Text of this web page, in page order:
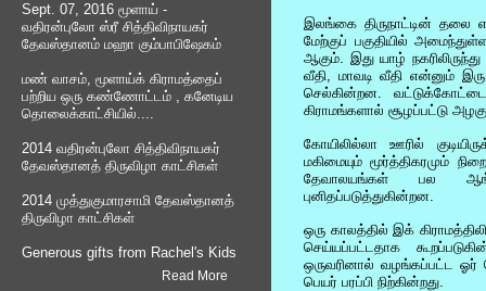
Sept. 07, 2016 மூளாய் -
வதிரன்புலோ ஸ்ரீ சித்திவிநாயகர்
தேவஸ்தானம் மஹா கும்பாபிஷேகம்
மண் வாசம், மூளாய்க் கிராமத்தைப்
பற்றிய ஒரு கண்ணோட்டம் , கனேடிய
தொலைக்காட்சியில்....
2014 வதிரன்புலோ சித்திவிநாயகர்
தேவஸ்தானத் திருவிழா காட்சிகள்
2014 முத்துகுமாரசாமி தேவஸ்தானத்
திருவிழா காட்சிகள்
Generous gifts from Rachel's Kids
Read More
இலங்கை திருநாட்டின் தலை
மேற்குப் பகுதியில்
ஆகும். இது யாழ்
வீதி, மாவடி வீதி என்னும்
செல்கின்றன.
கிராமங்களால் சூழப்பட்டு
கோயிலில்லா ஊரில்
மகிமையும் மூர்த்திகரமும்
தேவாலயங்கள் பல
புனிதப்படுத்துகின்றன.
ஒரு காலத்தில் இக்
செய்யப்பட்டதாக
ஒருவரினால் வழங்கப்பட்ட ஓர்
பெயர் பரப்பி நிற்கின்றது.